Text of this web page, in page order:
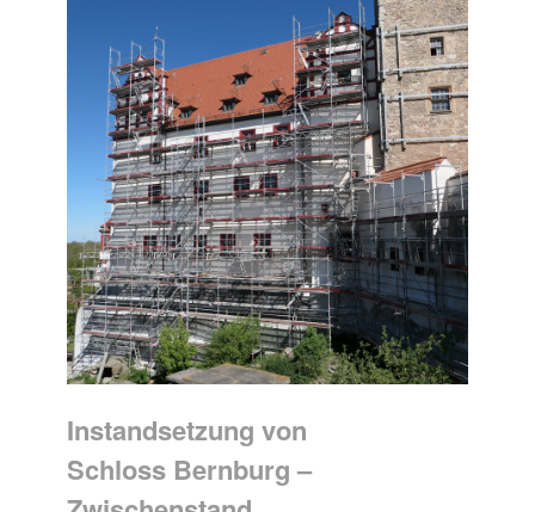
Instandsetzung von
Schloss Bernburg –